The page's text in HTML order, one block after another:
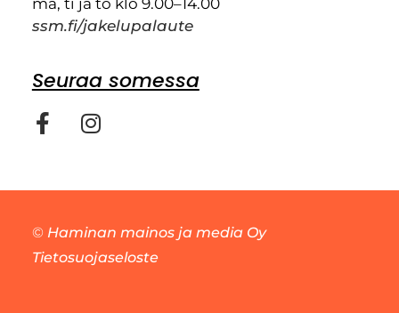
ssm.fi/jakelupalaute
Seuraa somessa
© Haminan mainos ja media Oy
Tietosuojaseloste